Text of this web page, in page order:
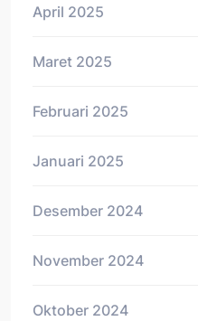
April 2025
Maret 2025
Februari 2025
Januari 2025
Desember 2024
November 2024
Oktober 2024